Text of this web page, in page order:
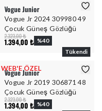
Vogue Junior
Vogue Jr 2024 309980 49
Çocuk Güneş Gözlüğü
2.323,00 ₺
1.394,00 ₺ %40
WEB'E ÖZEL
Tükendi
Vogue Junior
Vogue Jr 2019 306871 48
Çocuk Güneş Gözlüğü
2.323,00 ₺
1.394,00 ₺ %40